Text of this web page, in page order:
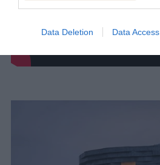
Data Deletion Data Access